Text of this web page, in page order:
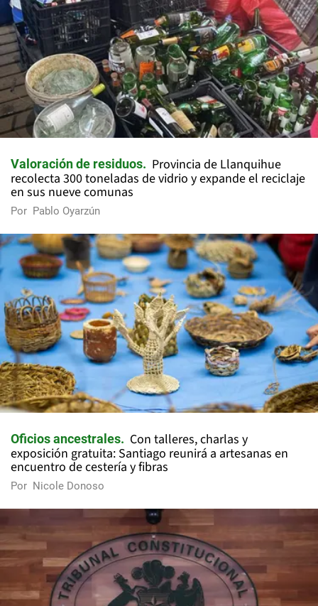
Valoración de residuos
Provincia de Llanquihue
recolecta 300 toneladas de vidrio y expande el reciclaje
en sus nueve comunas
Por Pablo Oyarzún
Oficios ancestrales
Con talleres, charlas y
exposición gratuita: Santiago reunirá a artesanas en
encuentro de cestería y fibras
Por Nicole Donoso